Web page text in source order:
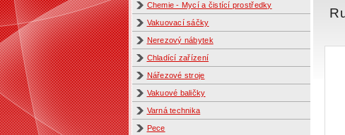
Chemie - Mycí a čistící prostředky
Vakuovací sáčky
Nerezový nábytek
Chladící zařízení
Nářezové stroje
Vakuové baličky
Varná technika
Pece